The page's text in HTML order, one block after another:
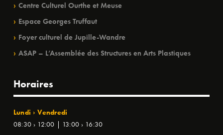
Centre Culturel Ourthe et Meuse
Espace Georges Truffaut
Foyer culturel de Jupille-Wandre
ASAP – L’Assemblée des Structures en Arts Plastiques
Horaires
Lundi › Vendredi
08:30 › 12:00 | 13:00 › 16:30